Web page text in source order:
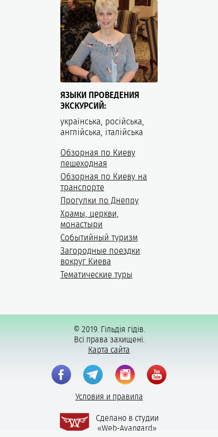
ЯЗЫКИ ПРОВЕДЕНИЯ
ЭКСКУРСИЙ:
українська, російська,
англійська, італійська
Обзорная по Киеву
пешеходная
Обзорная по Киеву на
транспорте
Прогулки по Днепру
Храмы, церкви,
монастыри
Событийный туризм
Загородные поездки
вокруг Киева
Тематические туры
© 2019. Гільдія гідів.
Всі права захищені.
Карта сайта
Условия и правила
Сделано в студии
«Web-Avangard»